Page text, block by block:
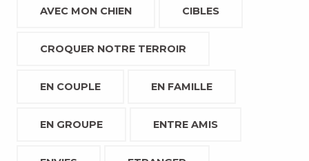
AVEC MON CHIEN CIBLES
CROQUER NOTRE TERROIR
EN COUPLE EN FAMILLE
EN GROUPE ENTRE AMIS